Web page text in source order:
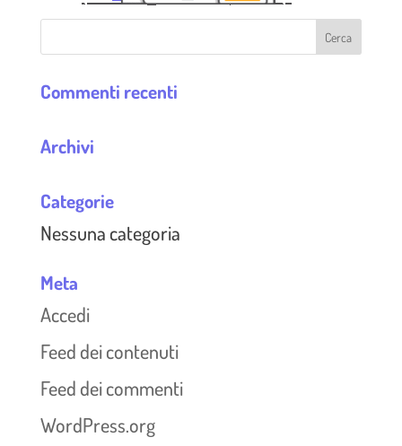
Commenti recenti
Archivi
Categorie
Nessuna categoria
Meta
Accedi
Feed dei contenuti
Feed dei commenti
WordPress.org